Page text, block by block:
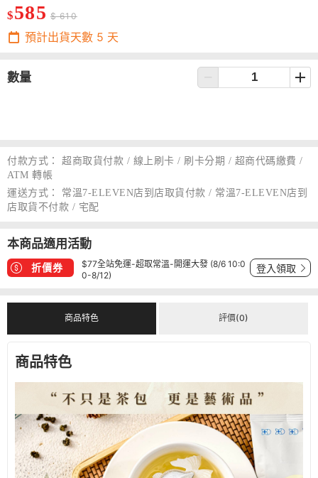
$585 $ 610
預計出貨天數 5 天
數量
付款方式：
超商取貨付款 / 線上刷卡 / 刷卡分期 / 超商代碼繳費 /
ATM 轉帳
運送方式：
常溫7-ELEVEN店到店取貨付款 / 常溫7-ELEVEN店到
店取貨不付款 / 宅配
本商品適用活動
折價券
$77全站免運-超取常溫-開運大發 (8/6 10:0
0-8/12)
登入領取
商品特色 評價(0)
商品特色